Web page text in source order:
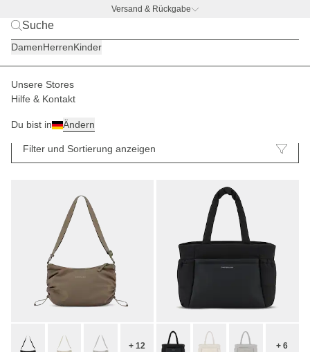
Versand & Rückgabe
DamenHerrenKinder
Unsere Stores
Hilfe & Kontakt
Du bist in Ändern
Taschen
Filter und Sortierung anzeigen
+ 12 + 6